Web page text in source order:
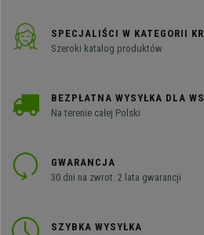
SPECJALIŚCI W KATEGORII
Szeroki katalog produktów
BEZPŁATNA WYSYŁKA DLA
Na terenie całej Polski
GWARANCJA
30 dni na zwrot. 2 lata gwarancji
SZYBKA WYSYŁKA